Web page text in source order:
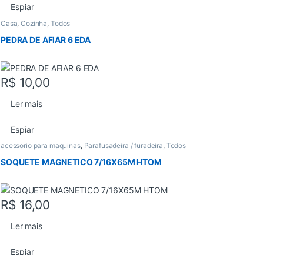
Espiar
Casa,Cozinha, Todos
PEDRA DE AFIAR 6 EDA
R$ 10,00
Ler mais
Espiar
acessorio para maquinas, Parafusadeira / furadeira, Todos
SOQUETE MAGNETICO 7/16X65M HTOM
R$ 16,00
Ler mais
Espiar